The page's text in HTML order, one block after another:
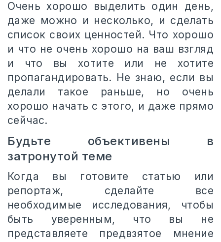
Очень хорошо выделить один день,
даже можно и несколько, и сделать
список своих ценностей. Что хорошо
и что не очень хорошо на ваш взгляд
и что вы хотите или не хотите
пропагандировать. Не знаю, если вы
делали такое раньше, но очень
хорошо начать с этого, и даже прямо
сейчас.
Будьте объективены в
затронутой теме
Когда вы готовите статью или
репортаж, сделайте все
необходимые исследования, чтобы
быть уверенным, что вы не
представляете предвзятое мнение